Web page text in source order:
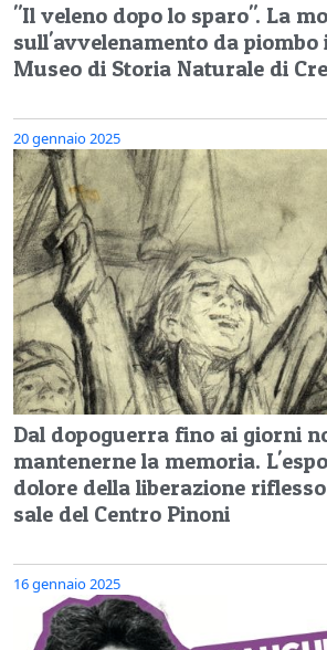
"Il veleno dopo lo sparo". La
sull'avvelenamento da piombo
Museo di Storia Naturale di
20 gennaio 2025
Dal dopoguerra fino ai giorni
mantenerne la memoria.
dolore della liberazione
sale del Centro Pinoni
16 gennaio 2025